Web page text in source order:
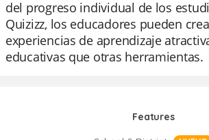
del progreso individual de los
Quizizz, los educadores pueden
experiencias de aprendizaje
educativas que otras herramientas.
Features